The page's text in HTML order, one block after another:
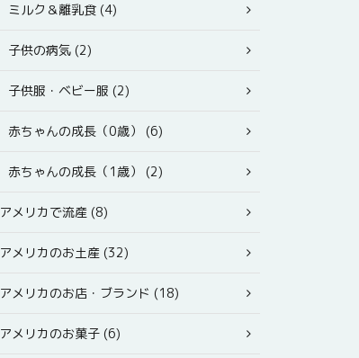
ミルク＆離乳食 (4)
子供の病気 (2)
子供服・ベビー服 (2)
赤ちゃんの成長（0歳） (6)
赤ちゃんの成長（1歳） (2)
アメリカで流産 (8)
アメリカのお土産 (32)
アメリカのお店・ブランド (18)
アメリカのお菓子 (6)